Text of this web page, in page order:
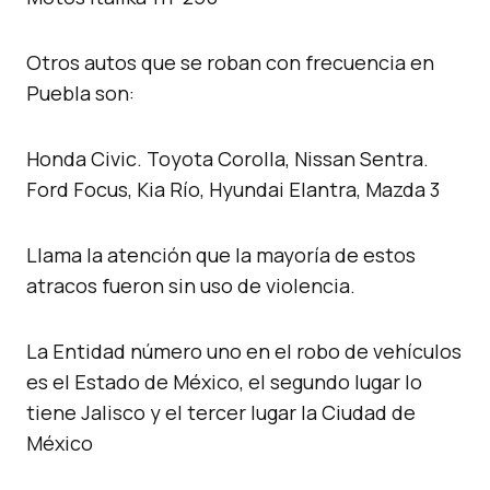
Otros autos que se roban con frecuencia en
Puebla son:
Honda Civic. Toyota Corolla, Nissan Sentra.
Ford Focus, Kia Río, Hyundai Elantra, Mazda 3
Llama la atención que la mayoría de estos
atracos fueron sin uso de violencia.
La Entidad número uno en el robo de vehículos
es el Estado de México, el segundo lugar lo
tiene Jalisco y el tercer lugar la Ciudad de
México